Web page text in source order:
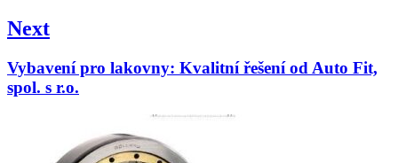
Next
Next
post:
Vybavení pro lakovny: Kvalitní řešení od Auto Fit,
spol. s r.o.